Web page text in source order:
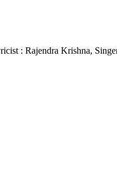
: Rajendra Krishna,